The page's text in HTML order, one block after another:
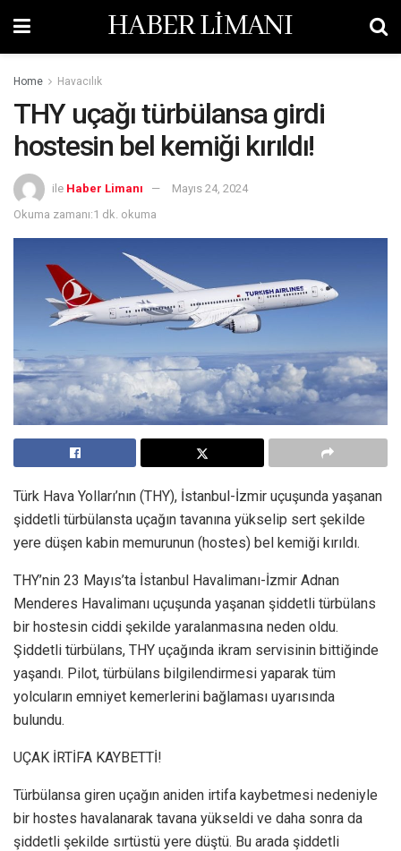
HABER LİMANI
Home Havacılık
THY uçağı türbülansa girdi
hostesin bel kemiği kırıldı!
ile Haber Limanı
Mayıs 24, 2024
Okuma zamanı:1 dk. okuma
Türk Hava Yolları’nın (THY), İstanbul-İzmir uçuşunda yaşanan
şiddetli türbülansta uçağın tavanına yükselip sert şekilde
yere düşen kabin memurunun (hostes) bel kemiği kırıldı.
THY’nin 23 Mayıs’ta İstanbul Havalimanı-İzmir Adnan
Menderes Havalimanı uçuşunda yaşanan şiddetli türbülans
bir hostesin ciddi şekilde yaralanmasına neden oldu.
Şiddetli türbülans, THY uçağında ikram servisinin bittiğinde
yaşandı. Pilot, türbülans bilgilendirmesi yaparak tüm
yolcuların emniyet kemerlerini bağlaması uyarısında
bulundu.
UÇAK İRTİFA KAYBETTİ!
Türbülansa giren uçağın aniden irtifa kaybetmesi nedeniyle
bir hostes havalanarak tavana yükseldi ve daha sonra da
şiddetli şekilde sırtüstü yere düştü. Bu arada şiddetli